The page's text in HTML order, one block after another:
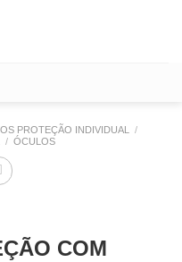
PROTEÇÃO INDIVIDUAL
/
/ ÓCULOS
COM